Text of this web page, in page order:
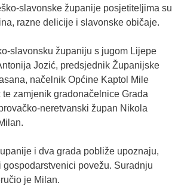
slavonske županije posjetiteljima su
razne delicije i slavonske običaje.
slavonsku županiju s jugom Lijepe
Jozić, predsjednik Županijske
načelnik Općine Kaptol Mile
zamjenik gradonačelnice Grada
neretvanski župan Nikola
i dva grada pobliže upoznaju,
povežu. Suradnju
je Milan.